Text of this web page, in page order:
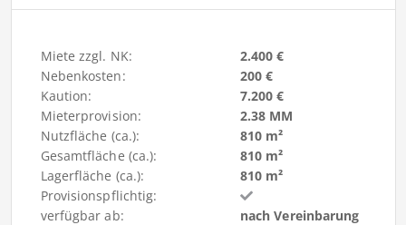
Miete zzgl. NK:
2.400 €
Nebenkosten:
200 €
Kaution:
7.200 €
Mieterprovision:
2.38 MM
Nutzfläche (ca.):
810 m²
Gesamtfläche (ca.):
810 m²
Lagerfläche (ca.):
810 m²
Provisionspflichtig:
verfügbar ab:
nach Vereinbarung